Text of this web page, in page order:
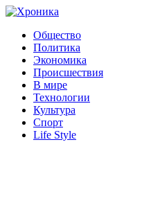
Общество
Политика
Экономика
Происшествия
В мире
Технологии
Культура
Спорт
Life Style